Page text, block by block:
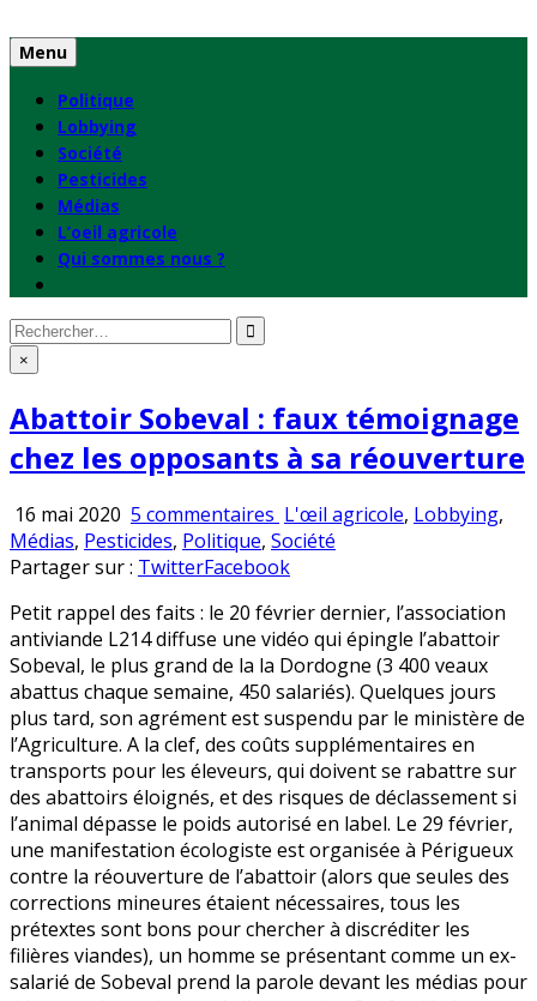
to
content
Menu
Politique
Lobbying
Société
Pesticides
Médias
L’oeil agricole
Qui sommes nous ?
Rechercher
: ×
Abattoir Sobeval : faux témoignage
chez les opposants à sa réouverture
16 mai 2020 5 commentaires sur
Abattoir
Sobeval
faux
témoignage
chez
les
opposants
à
sa
réouverture
Publié
en
L'œil agricole, Lobbying,
Médias, Pesticides, Politique, Société
Partager sur : TwitterFacebook
Petit rappel des faits : le 20 février dernier, l’association
antiviande L214 diffuse une vidéo qui épingle l’abattoir
Sobeval, le plus grand de la la Dordogne (3 400 veaux
abattus chaque semaine, 450 salariés). Quelques jours
plus tard, son agrément est suspendu par le ministère de
l’Agriculture. A la clef, des coûts supplémentaires en
transports pour les éleveurs, qui doivent se rabattre sur
des abattoirs éloignés, et des risques de déclassement si
l’animal dépasse le poids autorisé en label. Le 29 février,
une manifestation écologiste est organisée à Périgueux
contre la réouverture de l’abattoir (alors que seules des
corrections mineures étaient nécessaires, tous les
prétextes sont bons pour chercher à discréditer les
filières viandes), un homme se présentant comme un ex-
salarié de Sobeval prend la parole devant les médias pour